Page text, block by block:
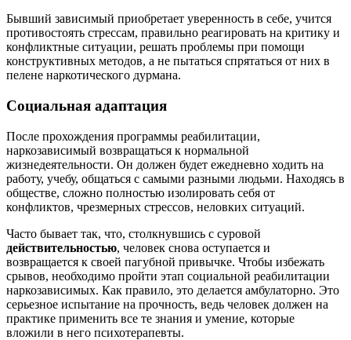
Бывший зависимый приобретает уверенность в себе, учится
противостоять стрессам, правильно реагировать на критику и
конфликтные ситуации, решать проблемы при помощи
конструктивных методов, а не пытаться спрятаться от них в
пелене наркотического дурмана.
Социальная адаптация
После прохождения программы реабилитации,
наркозависимый возвращаться к нормальной
жизнедеятельности. Он должен будет ежедневно ходить на
работу, учебу, общаться с самыми разными людьми. Находясь в
обществе, сложно полностью изолировать себя от
конфликтов, чрезмерных стрессов, неловких ситуаций.
Часто бывает так, что, столкнувшись с суровой
действительностью, человек снова оступается и
возвращается к своей пагубной привычке. Чтобы избежать
срывов, необходимо пройти этап социальной реабилитации
наркозависимых. Как правило, это делается амбулаторно. Это
серьезное испытание на прочность, ведь человек должен на
практике применить все те знания и умение, которые
вложили в него психотерапевты.